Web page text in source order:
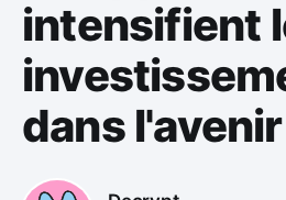
intensifient
dans